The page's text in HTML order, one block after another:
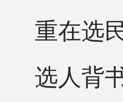
重在选
选人背